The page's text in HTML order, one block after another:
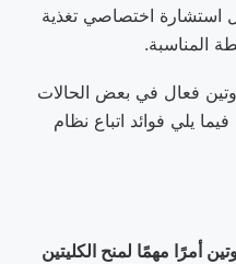
استشارة اختصاصي تغذية
المناسبة.
فعال في بعض الحالات
يلي فوائد اتباع نظام
أمرًا مهمًا لمنح الكليتين